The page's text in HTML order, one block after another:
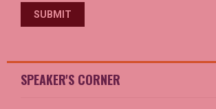
SPEAKER'S CORNER